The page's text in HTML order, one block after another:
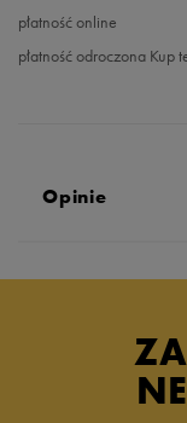
płatność online
płatność odroczona Kup
Opinie